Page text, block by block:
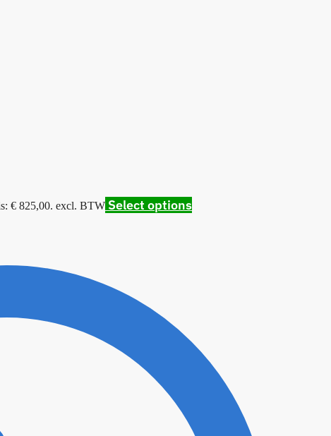
€ 825,00. excl. BTW Select options